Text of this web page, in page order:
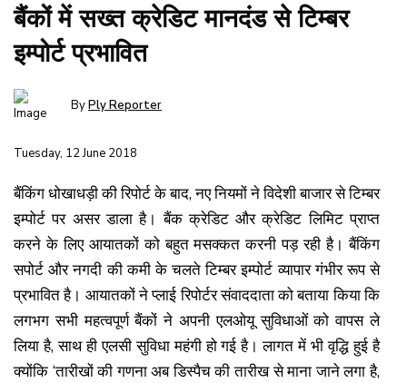
बैंकों में सख्त क्रेडिट मानदंड से टिम्बर
इम्पोर्ट प्रभावित
ByPly Reporter
Tuesday, 12 June 2018
बैंकिंग धोखाधड़ी की रिपोर्ट के बाद, नए नियमों ने विदेशी बाजार से टिम्बर
इम्पोर्ट पर असर डाला है। बैंक क्रेडिट और क्रेडिट लिमिट प्राप्त
करने के लिए आयातकों को बहुत मसक्कत करनी पड़ रही है। बैंकिंग
सपोर्ट और नगदी की कमी के चलते टिम्बर इम्पोर्ट व्यापार गंभीर रूप से
प्रभावित है। आयातकों ने प्लाई रिपोर्टर संवाददाता को बताया किया कि
लगभग सभी महत्वपूर्ण बैंकों ने अपनी एलओयू सुविधाओं को वापस ले
लिया है, साथ ही एलसी सुविधा महंगी हो गई है। लागत में भी वृद्धि हुई है
क्योंकि ‘तारीखों की गणना अब डिस्पैच की तारीख से माना जाने लगा है,